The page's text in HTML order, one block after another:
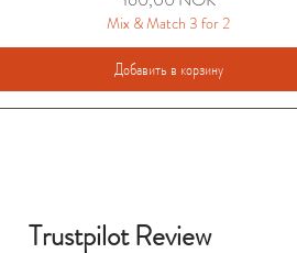
Mix & Match 3 for 2
Добавить в корзину
Trustpilot Review